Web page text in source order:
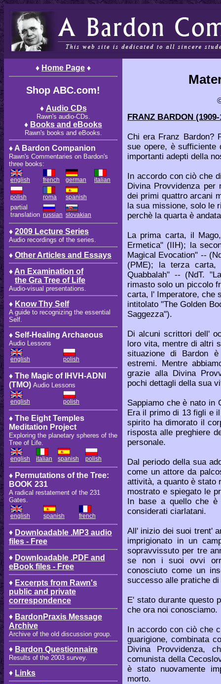
♦ Home Page ♦
Shop ABC.com!
♦ Audio CDs
Rawn's audio-CDs.
♦ Books and eBooks
Rawn's books and eBooks.
♦ A Bardon Companion
Rawn's Commentaries on Bardon's
three books:
english french german italian
polish roma spanish
partial
translation russian slovakian
♦ 2009 Lecture Series
Audio recordings of the series.
♦ Other Articles and Essays
♦ An Examination of
the Gra Tree of Life
Audio-visual presentations.
♦ Know Thy Self
A guide to recognizing the essential
Self.
♦ Self-Healing Archaeous
Audio Lessons
english polish
♦ The Magic of IHVH-ADNI
(TMO) Audio Lessons
english polish
♦ The Eight Temples
Meditation Project
Exploring the planetary spheres of the
Tree of Life.
english italian spanish polish
♦ Permutations of the Tree:
BOOK 231
A radical restatement of the 231
Gates.
english spanish french
♦ Downloadable .MP3 audio
files - Free
♦ Downloadable .PDF and
eBook files - Free
♦ Excerpts from Rawn's
public and private
correspondence
♦ BardonPraxis Message
Archive
Archive of the old discussion group.
♦ Bardon Questionnaire
Results of the 2003 survey.
♦ Links
FRANZ BARDON
Chi era Franz Bardon?
sue opere, è sufficiente
importanti adepti della
In accordo con ciò che
Divina Provvidenza per
dei primi quattro arcani
la sua missione, solo le
perchè la quarta è
La prima carta, il
Ermetica" (IIH); la
Magical Evocation" --
(PME); la terza
Quabbalah" -- (NdT.
rimasto solo un piccolo
carta, l' Imperatore, che
intitolato "The Golden
Saggezza").
Di alcuni scrittori dell'
loro vita, mentre di altri
situazione di Bardon
estremi. Mentre
grazie alla Divina
pochi dettagli della sua
Sappiamo che è nato in
Era il primo di 13 figli e
spirito ha dimorato il
risposta alle preghiere
personale.
Dal periodo della sua
come un attore da
attività, a quanto è stato
mostrato e spiegato le
In base a quello che
considerati ciarlatani.
All' inizio dei suoi trent'
imprigionato in un
sopravvissuto per tre
se non i suoi ovvi
conosciuto come un
successo alle pratiche
E' stato durante questo
che ora noi conosciamo.
In accordo con ciò che
guarigione, combinata
Divina Provvidenza,
comunista della
è stato nuovamente
morto.